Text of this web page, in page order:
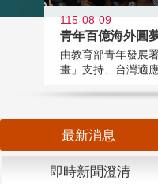
115-08-09
青年百億海外圓
由教育部青年發展
畫」支持、台灣適
最新消息
即時新聞澄清